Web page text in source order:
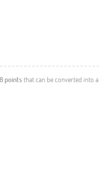
8points that can be converted into a